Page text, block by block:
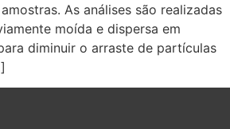
As análises são realizadas
moída e dispersa em
diminuir o arraste de partículas